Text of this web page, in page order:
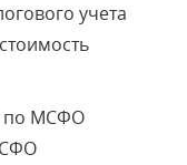
учета
по МСФО